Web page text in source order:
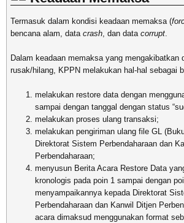
Termasuk dalam kondisi keadaan memaksa (
bencana alam, data crash, dan data corrupt.
Dalam keadaan memaksa yang mengakibatkan
rusak/hilang, KPPN melakukan hal-hal sebagai
melakukan restore data dengan
sampai dengan tanggal dengan status
melakukan proses ulang transaksi;
melakukan pengiriman ulang file GL
Direktorat Sistem Perbendaharaan dan
Perbendaharaan;
menyusun Berita Acara Restore Data
kronologis pada poin 1 sampai dengan
menyampaikannya kepada Direktorat
Perbendaharaan dan Kanwil Ditjen
acara dimaksud menggunakan format